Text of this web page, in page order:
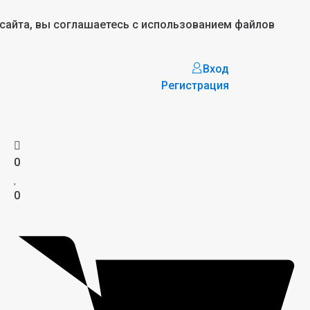
вы соглашаетесь с использованием файлов
Вход
Регистрация
0
0